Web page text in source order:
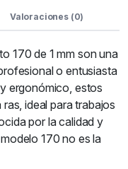
Valoraciones (0)
170 de 1 mm son una
o entusiasta
ergonómico, estos
ideal para trabajos
por la calidad y
170 no es la